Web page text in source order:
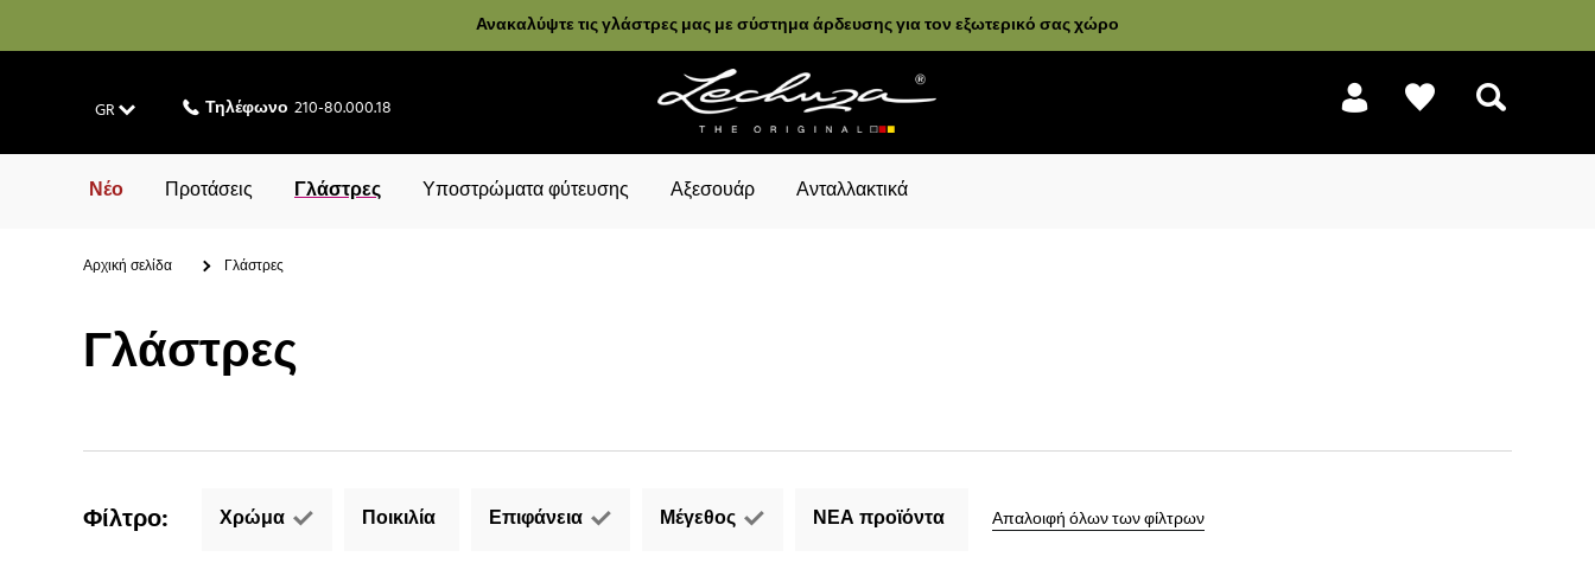
Ανακαλύψτε τις γλάστρες μας με σύστημα άρδευσης για τον εξωτερικό σας χώρο
GR Τηλέφωνο 210-80.000.18
Νέο Προτάσεις Γλάστρες Υποστρώματα φύτευσης Αξεσουάρ Ανταλλακτικά
Αρχική σελίδα Γλάστρες
Γλάστρες
Φίλτρο: Χρώμα Ποικιλία Επιφάνεια Μέγεθος ΝΕΑ προϊόντα Απαλοιφή όλων των φίλτρων